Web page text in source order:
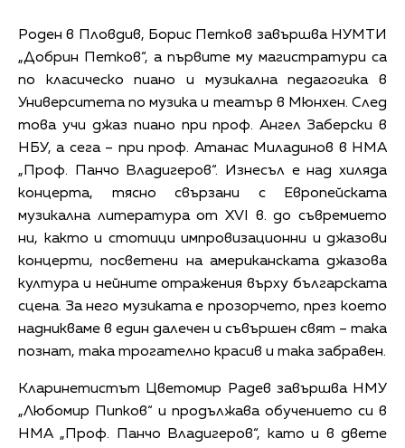
Роден в Пловдив, Борис Петков завършва НУМТИ
„Добрин Петков“, а първите му магистратури са
по класическо пиано и музикална педагогика в
Университета по музика и театър в Мюнхен. След
това учи джаз пиано при проф. Ангел Заберски в
НБУ, а сега – при проф. Атанас Миладинов в НМА
„Проф. Панчо Владигеров“. Изнесъл е над хиляда
концерта, тясно свързани с Европейската
музикална литература от XVI в. до съвремието
ни, както и стотици импровизационни и джазови
концерти, посветени на американската джазова
култура и нейните отражения върху българската
сцена. За него музиката е прозорчето, през което
надникваме в един далечен и съвършен свят – така
познат, така трогателно красив и така забравен.
Кларинетистът Цветомир Радев завършва НМУ
„Любомир Пипков“ и продължава обучението си в
НМА „Проф. Панчо Владигеров“, като и в двете